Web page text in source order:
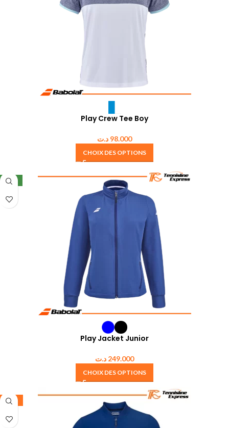
Play Crew Tee Boy
98.000 د.ت
CHOIX DES OPTIONS
NEW
Play Jacket Junior
249.000 د.ت
CHOIX DES OPTIONS
-35%